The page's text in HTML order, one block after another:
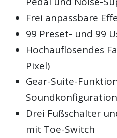
Frei anpassbare
99 Preset- und 99
Hochauflösendes
Pixel)
Gear-Suite-
Soundkonfiguration
Drei Fußschalter
mit Toe-Switch